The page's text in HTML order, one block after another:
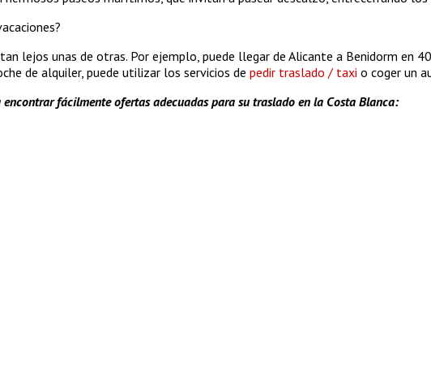
lejos unas de otras. Por ejemplo, puede llegar de Alicante a Benidorm en
de alquiler, puede utilizar los servicios de pedir traslado / taxi o coger un
fácilmente ofertas adecuadas para su traslado en la Costa Blanca: